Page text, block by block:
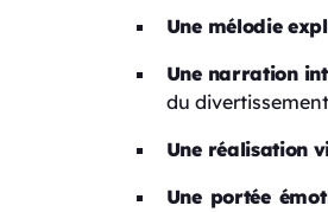
Une mélodie
Une narration
du
Une réalisation
Une portée